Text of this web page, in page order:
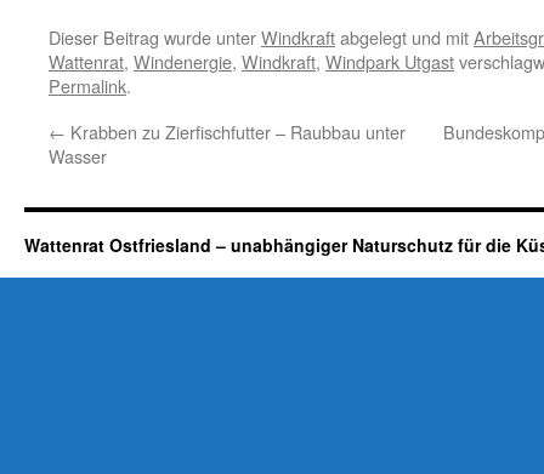
Dieser Beitrag wurde unterWindkraftabgelegt und mit
Wattenrat, Windenergie, Windkraft, Windpark Utgast
Permalink.
← Krabben zu Zierfischfutter – Raubbau unter
Wasser
Wattenrat Ostfriesland – unabhängiger Naturschutz für die